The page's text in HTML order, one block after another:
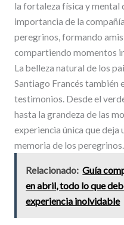
la fortaleza física y mental
importancia de la
peregrinos, formando
compartiendo momentos
La belleza natural de los
Santiago Francés también
testimonios. Desde el
hasta la grandeza de las
experiencia única que deja
memoria de los peregrinos.
Relacionado: Guía
en abril, todo lo que
experiencia inolvidable